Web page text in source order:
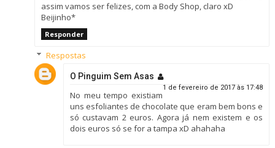
assim vamos ser felizes, com a Body Shop, claro xD
Beijinho*
Responder
Respostas
O Pinguim Sem Asas
1 de fevereiro de 2017 às 17:48
No meu tempo existiam
uns esfoliantes de chocolate que eram bem bons e
só custavam 2 euros. Agora já nem existem e os
dois euros só se for a tampa xD ahahaha